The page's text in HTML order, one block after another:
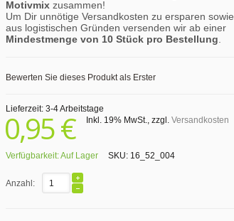
Motivmix zusammen!
Um Dir unnötige Versandkosten zu ersparen sowie
aus logistischen Gründen versenden wir ab einer
Mindestmenge von 10 Stück pro Bestellung
Bewerten Sie dieses Produkt als Erster
Lieferzeit: 3-4 Arbeitstage
0,95 € Inkl. 19% MwSt., zzgl. Versandkosten
Verfügbarkeit:Auf Lager SKU: 16_52_004
Anzahl: